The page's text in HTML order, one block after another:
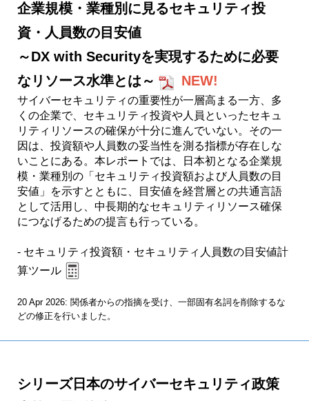
企業規模・業種別に見るセキュリティ投
資・人員数の目安値
～DX with Securityを実現するために必要
なリソース水準とは～
NEW!
サイバーセキュリティの重要性が一層高まる一方、多
くの企業で、セキュリティ投資や人員といったセキュ
リティリソースの確保が十分に進んでいない。その一
因は、投資額や人員数の妥当性を測る指標が存在しな
いことにある。本レポートでは、日本初となる企業規
模・業種別の「セキュリティ投資額および人員数の目
安値」を示すとともに、目安値を経営層との共通言語
として活用し、中長期的なセキュリティリソース確保
につなげるための提言も行っている。
- セキュリティ投資額・セキュリティ人員数の目安値計
算ツール
20 Apr 2026: 関係者からの指摘を受け、一部固有名詞を削除するな
どの修正を行いました。
シリーズ日本のサイバーセキュリティ政策